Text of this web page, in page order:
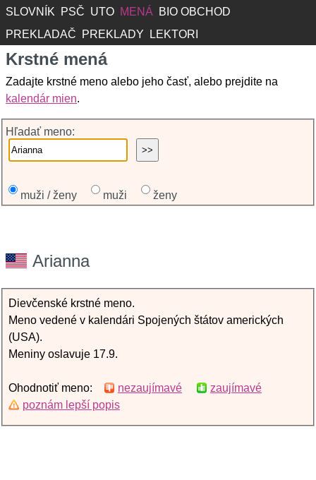
SLOVNÍK PSČ UTO MENÁ
BIO OBCHOD
PREKLADAČ
PREKLADY LEKTORI
Krstné mená
Zadajte krstné meno alebo jeho časť, alebo prejdite na
kalendár mien.
Hľadať meno:
muži / ženy muži ženy
Arianna
Dievčenské krstné meno.
Meno vedené v kalendári Spojených štátov amerických
(USA).
Meniny oslavuje 17.9.
Ohodnotiť meno: nezaujímavé
zaujímavé
poznám lepší popis